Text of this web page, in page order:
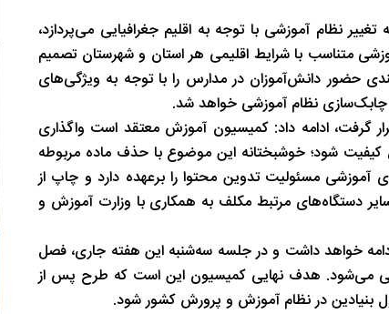
نظام آموزشی با توجه به اقلیم جغرافیایی می‌پردازد،
متناسب با شرایط اقلیمی هر استان و شهرستان تصمیم
حضور دانش‌آموزان در مدارس را با توجه به ویژگی‌های
چابک‌سازی نظام آموزشی خواهد شد.
گرفت، ادامه داد: کمیسیون آموزش معتقد است واگذاری
شود؛ خوشبختانه این موضوع با حذف ماده مربوطه
مسئولیت تدوین محتوا را برعهده دارد و چاپ از
دستگاه‌های مرتبط مکلف به همکاری با وزارت آموزش و
خواهد داشت و در جلسه سه‌شنبه این هفته جاری، فصل
می‌شود. هدف نهایی کمیسیون این است که طرح پس از
بنیادین در نظام آموزش و پرورش کشور شود.